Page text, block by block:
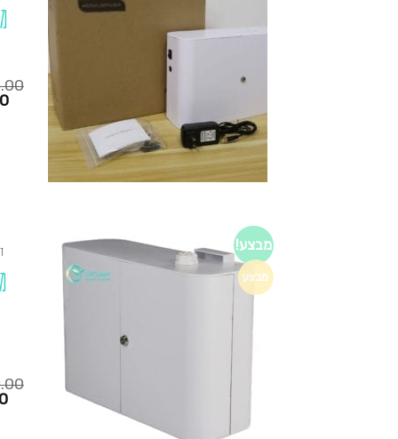
המחיר
₪725.00.
מבצע!
מבצע
המחיר